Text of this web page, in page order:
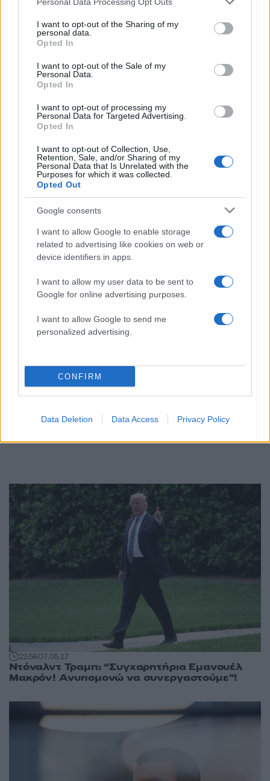
not limited to your visit or usage behaviour. You may click to
grant or deny consent to Google and its third-party tags to
use your data for below specified purposes in below Google
consent section.
I want to opt-out of the Sharing of my
personal data.
Opted In
I want to opt-out of the Sale of my
Personal Data.
Opted In
I want to opt-out of processing my
Personal Data for Targeted Advertising.
Opted In
I want to opt-out of Collection, Use,
Retention, Sale, and/or Sharing of my
Personal Data that Is Unrelated with the
Purposes for which it was collected.
Opted Out
Google consents
I want to allow Google to enable storage
related to advertising like cookies on web or
device identifiers in apps.
I want to allow my user data to be sent to
Google for online advertising purposes.
I want to allow Google to send me
personalized advertising.
CONFIRM
Data Deletion Data Access Privacy Policy
08.05.17
Η Γαλλία ψήφισε Ευρώπη! Θρίαμβος Μακρόν,
φαγωμάρα στους Λε Πεν!
09:0108.05.17
Γαλλία – Εκλογές,
δημοσκόπηση:
Παίρνει και τις
07:0108.05.17
Εμανουέλ Μακρόν –
Μπριζίτ Τρονιέ: Από τα
μακαρόν στον…
Μακρόν κι από εκεί
στο Elysee – Το love
22:5607.05.17
Ντόναλντ Τραμπ: “Συγχαρητήρια Εμανουέλ
Μακρόν! Ανυπομονώ να συνεργαστούμε”!